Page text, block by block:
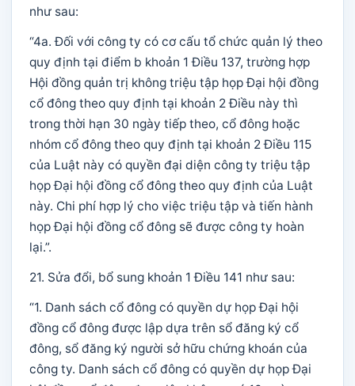
như sau:
“4a. Đối với công ty có cơ cấu tổ chức quản lý theo
quy định tại điểm b khoản 1 Điều 137, trường hợp
Hội đồng quản trị không triệu tập họp Đại hội đồng
cổ đông theo quy định tại khoản 2 Điều này thì
trong thời hạn 30 ngày tiếp theo, cổ đông hoặc
nhóm cổ đông theo quy định tại khoản 2 Điều 115
của Luật này có quyền đại diện công ty triệu tập
họp Đại hội đồng cổ đông theo quy định của Luật
này. Chi phí hợp lý cho việc triệu tập và tiến hành
họp Đại hội đồng cổ đông sẽ được công ty hoàn
lại.”.
21. Sửa đổi, bổ sung khoản 1 Điều 141 như sau:
“1. Danh sách cổ đông có quyền dự họp Đại hội
đồng cổ đông được lập dựa trên sổ đăng ký cổ
đông, sổ đăng ký người sở hữu chứng khoán của
công ty. Danh sách cổ đông có quyền dự họp Đại